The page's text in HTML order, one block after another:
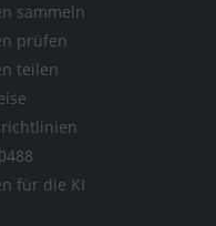
sammeln
prüfen
teilen
für die KI